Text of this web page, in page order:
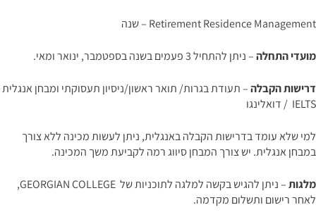
Retirement Residence Management – שנה
מועדי התחלה– ניתן להתחיל 3 פעמים בשנה בספטמבר, ינואר ומאי.
דרישות הקבלה– תעודת בגרות/ תואר ראשון/ניסיון תעסוקתי ומבחן אנגלית
IELTS / דואלינגו
למי שלא עומד בדרישות הקבלה באנגלית, ניתן לעשות מכינה ללא צורך
במבחן אנגלית. יש צורך המבחן סיווג רמה לקביעת משך המכינה.
מלגות
– ניתן להגיש בקשה למלגה לתוכניות של GEORGIAN COLLEGE,
לאחר רישום ותשלום מקדמה.